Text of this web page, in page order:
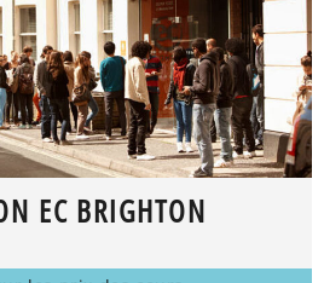
EC BRIGHTON